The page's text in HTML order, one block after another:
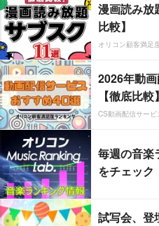
漫画読み放
比較】
オリコン顧客満足
2026年動
【徹底比較】
CS動画配信サービ
毎週の音楽
をチェック
試写会、登